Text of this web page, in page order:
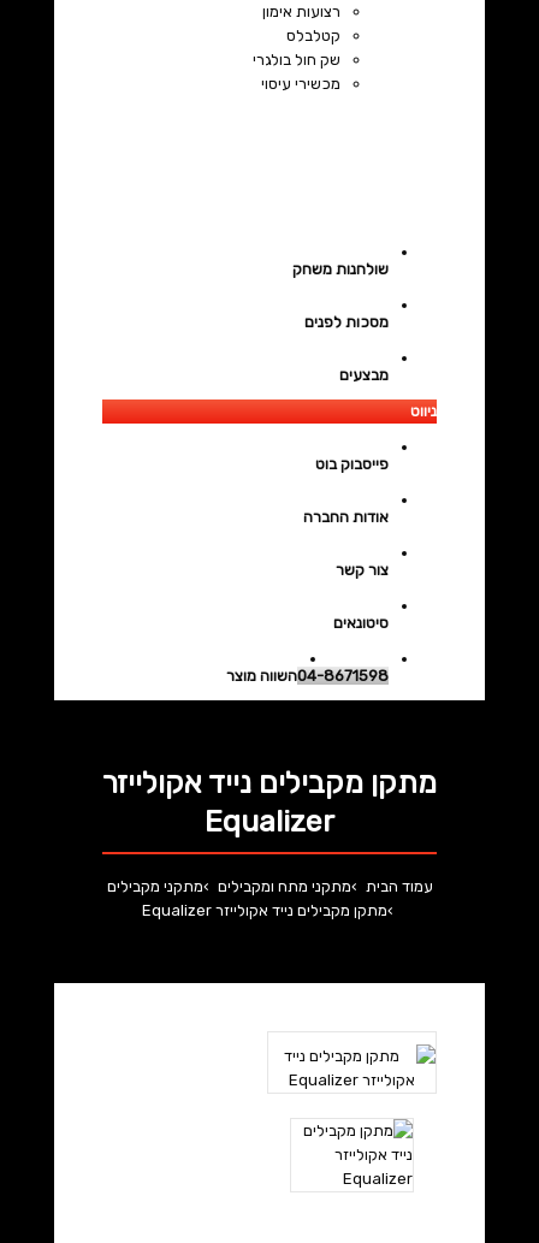
רצועות אימון
קטלבלס
שק חול בולגרי
מכשירי עיסוי
שולחנות משחק
מסכות לפנים
מבצעים
ניווט
פייסבוק בוט
אודות החברה
צור קשר
סיטונאים
04-8671598השווה מוצר
מתקן מקבילים נייד אקולייזר
Equalizer
עמוד הבית מתקני מתח ומקבילים
מתקני מקבילים
מתקן מקבילים נייד אקולייזר Equalizer